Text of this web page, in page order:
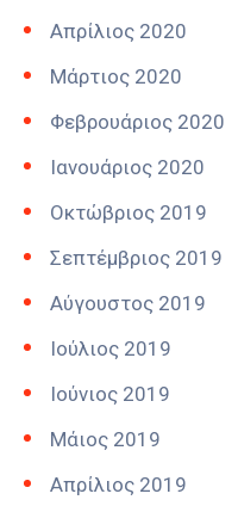
Απρίλιος 2020
Μάρτιος 2020
Φεβρουάριος 2020
Ιανουάριος 2020
Οκτώβριος 2019
Σεπτέμβριος 2019
Αύγουστος 2019
Ιούλιος 2019
Ιούνιος 2019
Μάιος 2019
Απρίλιος 2019